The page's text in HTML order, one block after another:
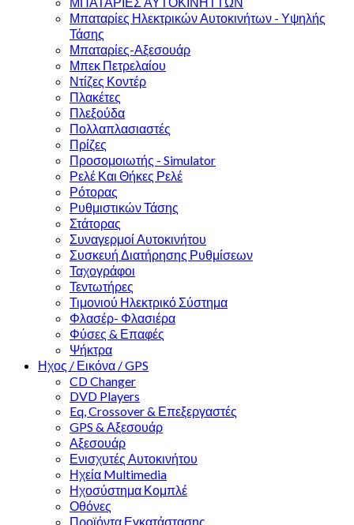
Μπαταρίες Ηλεκτρικών Αυτοκινήτων - Υψηλής
Τάσης
Μπαταρίες-Αξεσουάρ
Μπεκ Πετρελαίου
Ντίζες Κοντέρ
Πλακέτες
Πλεξούδα
Πολλαπλασιαστές
Πρίζες
Προσομοιωτής - Simulator
Ρελέ Και Θήκες Ρελέ
Ρότορας
Ρυθμιστικών Τάσης
Στάτορας
Συναγερμοί Αυτοκινήτου
Συσκευή Διατήρησης Ρυθμίσεων
Ταχογράφοι
Τεντωτήρες
Τιμονιού Ηλεκτρικό Σύστημα
Φλασέρ- Φλασιέρα
Φύσες & Επαφές
Ψήκτρα
Ηχος / Εικόνα / GPS
CD Changer
DVD Players
Eq, Crossover & Επεξεργαστές
GPS & Αξεσουάρ
Αξεσουάρ
Ενισχυτές Αυτοκινήτου
Ηχεία Multimedia
Ηχοσύστημα Κομπλέ
Οθόνες
Προϊόντα Εγκατάστασης